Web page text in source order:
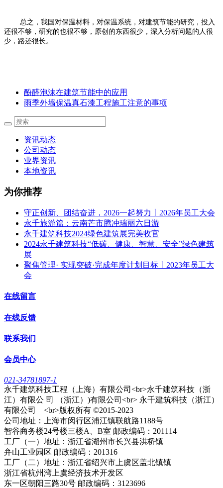
总之，我国对保温材料，对保温系统，对建筑节能的研究，投入
还很不够，研究的也很不够，原创的东西很少，深入分析问题的人很
少，路还很长。
酚醛泡沫在建筑节能中的应用
雨季外墙保温真石漆工程施工注意的事项
资讯动态
公司动态
业界资讯
本地资讯
为你推荐
守正创新、团结奋进，2026一起努力丨2026年员工大会
永千旅游篇：云南芒市腾冲瑞丽六日游
永千建筑科技2024绿色建筑展完美收官
2024永千建筑科技“低碳、健康、智慧、安全”绿色建筑
展
聚焦管理· 实现突破·完成年度计划目标丨2023年员工大
会
在线留言
在线反馈
联系我们
会员中心
021-34781897-1
永千建筑科技工程（上海）有限公司<br>永千建筑科技（浙
江）有限公 司 （浙江）)有限公司<br> 永千建筑科技（浙江）
有限公司 <br>版权所有 ©2015-2023
公司地址：上海市闵行区浦江镇联航路1188号
智谷商务楼24号楼三楼A、B室 邮政编码：201114
工厂（一）地址：浙江省湖州市长兴县洪桥镇
弁山工业园区 邮政编码：201316
工厂（二）地址：浙江省绍兴市上虞区盖北镇镇
浙江省杭州湾上虞经济技术开发区
东一区朝阳三路30号 邮政编码：3123696